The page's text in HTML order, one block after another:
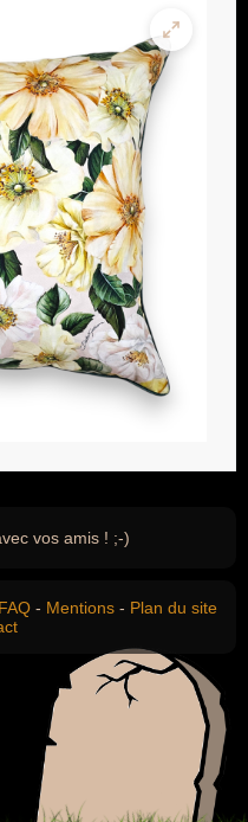
vos amis ! ;-)
FAQ - Mentions - Plan du site